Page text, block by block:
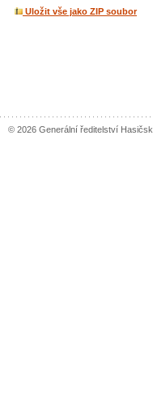
Uložit vše jako ZIP soubor
© 2026 Generální ředitelství